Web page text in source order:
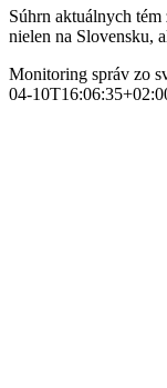
Súhrn aktuálnych
nielen na Slovensku,
Monitoring správ zo
04-